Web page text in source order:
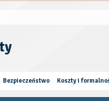
Bezpieczeństwo Koszty i